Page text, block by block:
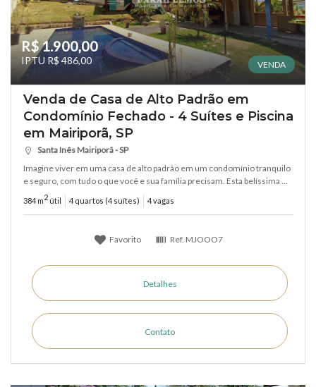
R$ 1.900,00
IPTU R$ 486,00 VENDA
Venda de Casa de Alto Padrão em
Condomínio Fechado - 4 Suítes e Piscina
em Mairiporã, SP
Santa Inês Mairiporã - SP
Imagine viver em uma casa de alto padrão em um condomínio tranquilo
e seguro, com tudo o que você e sua família precisam. Esta belíssima ...
384 m2 útil 4 quartos (4 suítes) 4 vagas
Favorito Ref. MJOOO7
Detalhes
Contato